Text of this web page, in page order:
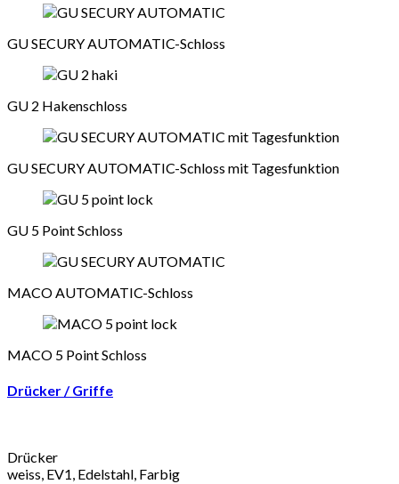
GU SECURY AUTOMATIC-Schloss
GU 2 Hakenschloss
GU SECURY AUTOMATIC-Schloss mit Tagesfunktion
GU 5 Point Schloss
MACO AUTOMATIC-Schloss
MACO 5 Point Schloss
Drücker / Griffe
Drücker
weiss, EV1, Edelstahl, Farbig